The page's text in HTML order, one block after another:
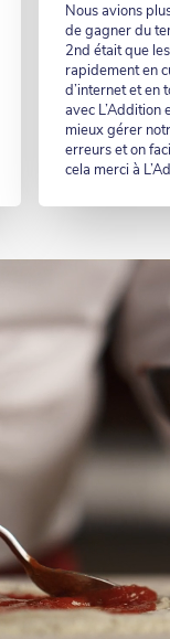
Commentaire
Nous avions
de gagner du
2nd était que
rapidement en
d’internet et en
avec L’Addition
mieux gérer
erreurs et on
cela merci à